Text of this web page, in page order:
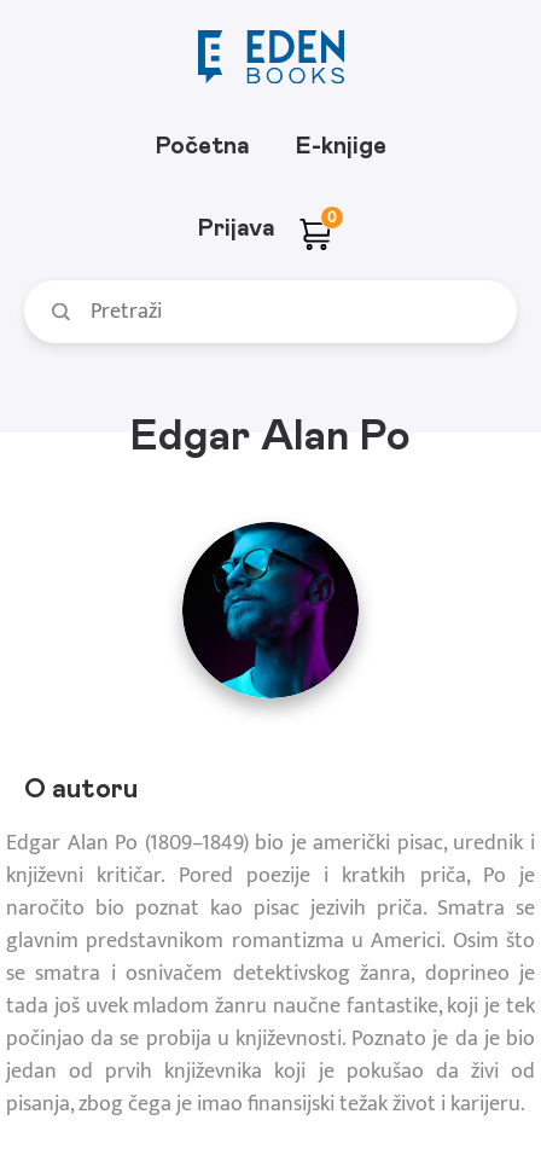
Početna E-knjige
Prijava 0
Edgar Alan Po
O autoru
Edgar Alan Po (1809–1849) bio je američki pisac, urednik i
književni kritičar. Pored poezije i kratkih priča, Po je
naročito bio poznat kao pisac jezivih priča. Smatra se
glavnim predstavnikom romantizma u Americi. Osim što
se smatra i osnivačem detektivskog žanra, doprineo je
tada još uvek mladom žanru naučne fantastike, koji je tek
počinjao da se probija u književnosti. Poznato je da je bio
jedan od prvih književnika koji je pokušao da živi od
pisanja, zbog čega je imao finansijski težak život i karijeru.